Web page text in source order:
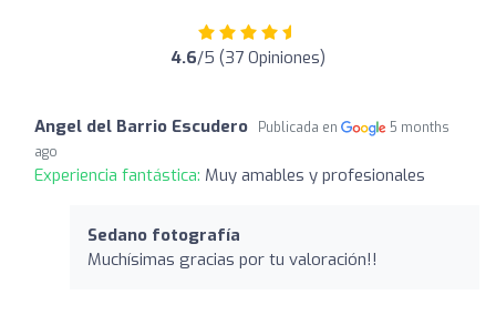
4.6/5 (37 Opiniones)
Angel del Barrio Escudero Publicada en
5 months
ago
Experiencia fantástica: Muy amables y profesionales
Sedano fotografía
Muchísimas gracias por tu valoración!!